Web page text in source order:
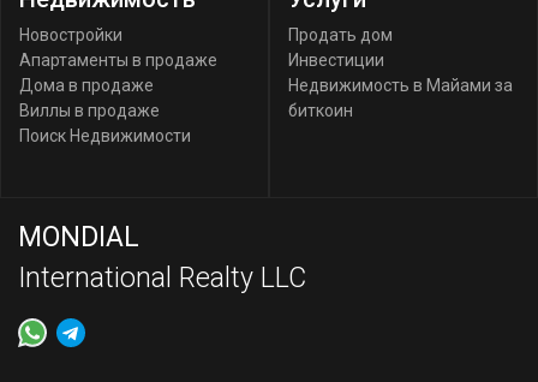
Новостройки
Апартаменты в продаже
Дома в продаже
Виллы в продаже
Поиск Недвижимости
Продать дом
Инвестиции
Недвижимость в Майами за
биткоин
MONDIAL
International Realty LLC